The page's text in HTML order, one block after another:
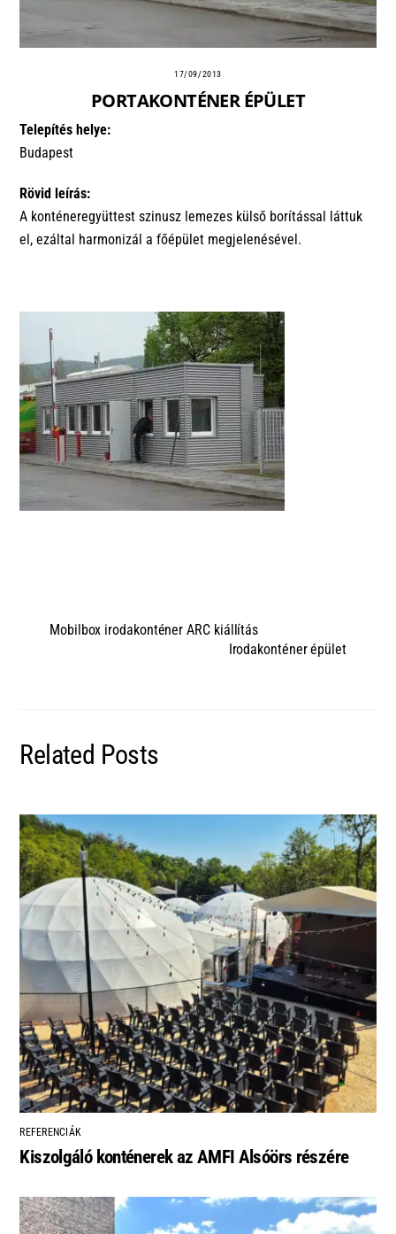
17/09/2013
PORTAKONTÉNER ÉPÜLET
Telepítés helye:
Budapest
Rövid leírás:
A konténeregyüttest szinusz lemezes külső borítással láttuk
el, ezáltal harmonizál a főépület megjelenésével.
Mobilbox irodakonténer ARC kiállítás
Irodakonténer épület
Related Posts
REFERENCIÁK
Kiszolgáló konténerek az AMFI Alsóörs részére